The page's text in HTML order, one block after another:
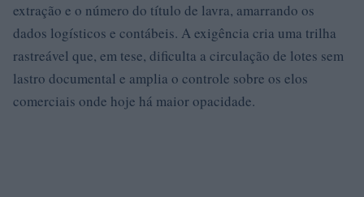
extração e o número do título de lavra, amarrando os
dados logísticos e contábeis. A exigência cria uma trilha
rastreável que, em tese, dificulta a circulação de lotes sem
lastro documental e amplia o controle sobre os elos
comerciais onde hoje há maior opacidade.